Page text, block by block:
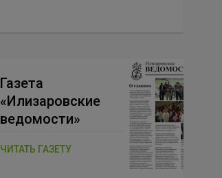
Газета
«Илизаровские
ведомости»
ЧИТАТЬ ГАЗЕТУ